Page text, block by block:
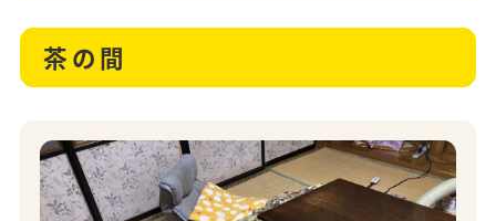
茶の間